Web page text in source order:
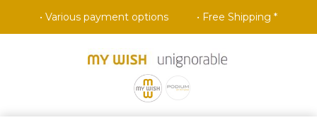
• Various payment options • Free Shipping *